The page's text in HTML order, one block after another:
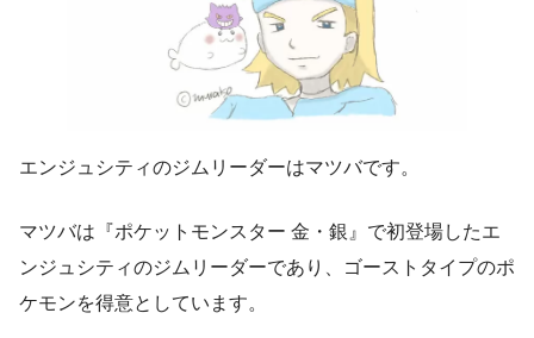
エンジュシティのジムリーダーはマツバです。
マツバは『ポケットモンスター 金・銀』で初登場したエ
ンジュシティのジムリーダーであり、ゴーストタイプのポ
ケモンを得意としています。